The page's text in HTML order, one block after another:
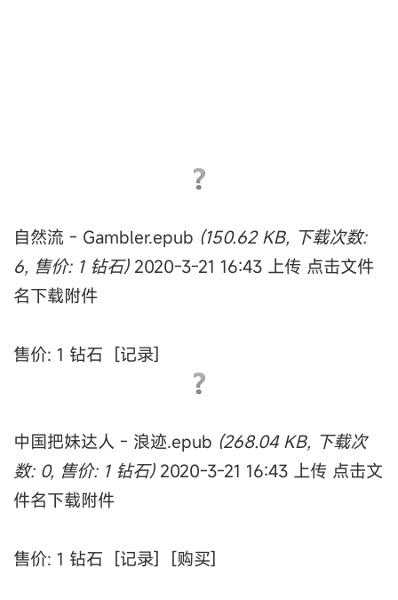
自然流 - Gambler.epub (150.62 KB, 下载次数:
6, 售价: 1 钻石) 2020-3-21 16:43 上传 点击文件
名下载附件
售价: 1 钻石 [记录]
中国把妹达人 - 浪迹.epub (268.04 KB, 下载次
数: 0, 售价: 1 钻石) 2020-3-21 16:43 上传 点击文
件名下载附件
售价: 1 钻石 [记录] [购买]